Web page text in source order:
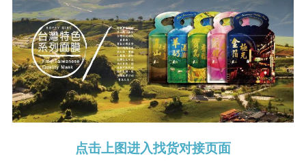
点击上图进入找货对接页面